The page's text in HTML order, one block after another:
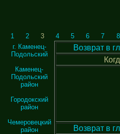
1 2 3 4 5 6 7 8
г. Каменец-
Подольский
Каменец-
Подольский
район
Городокский
район
Чемеровецкий
район
Возврат в
Возврат в